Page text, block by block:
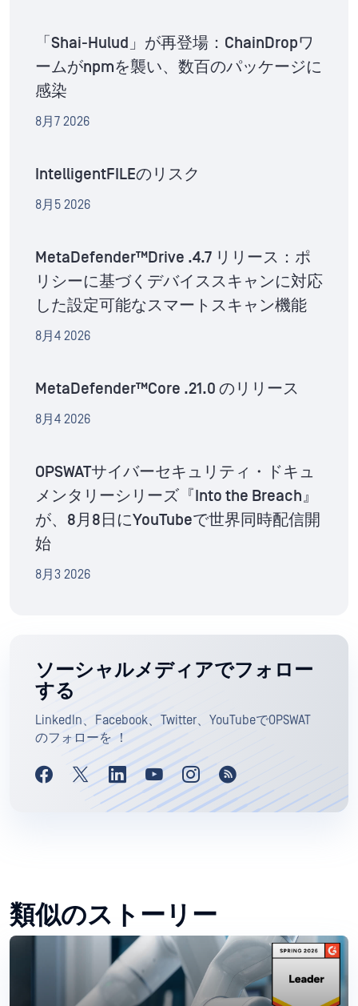
「Shai-Hulud」が再登場：ChainDropワ
ームがnpmを襲い、数百のパッケージに
感染
8月7 2026
IntelligentFILEのリスク
8月5 2026
MetaDefender™Drive .4.7 リリース：ポ
リシーに基づくデバイススキャンに対応
した設定可能なスマートスキャン機能
8月4 2026
MetaDefender™Core .21.0 のリリース
8月4 2026
OPSWATサイバーセキュリティ・ドキュ
メンタリーシリーズ『Into the Breach』
が、8月8日にYouTubeで世界同時配信開
始
8月3 2026
ソーシャルメディアでフォロー
する
LinkedIn、Facebook、Twitter、YouTubeでOPSWAT
のフォローを ！
類似のストーリー